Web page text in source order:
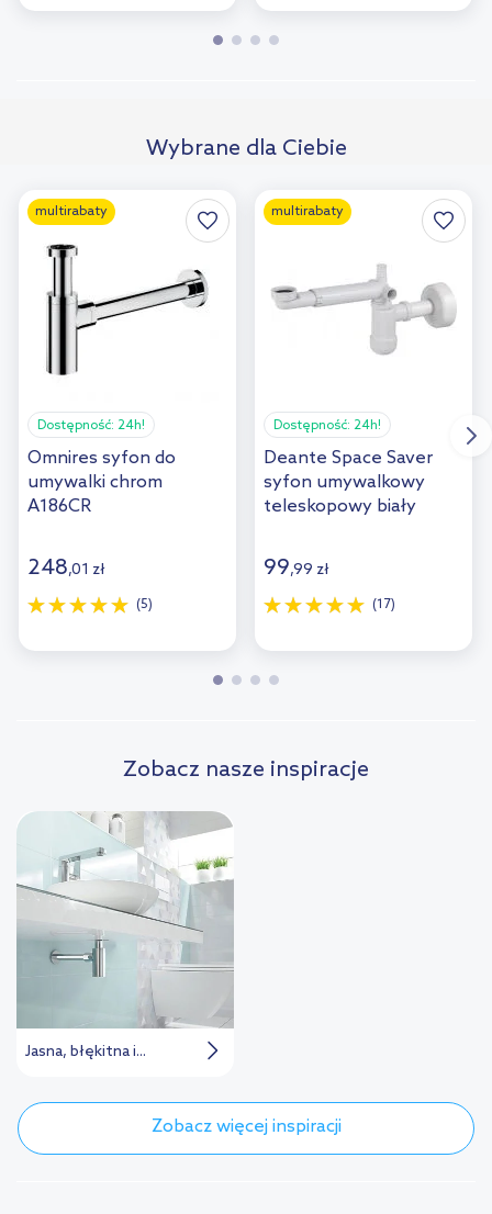
Wybrane dla Ciebie
multirabaty
Dostępność: 24h!
Omnires syfon do
umywalki chrom
A186CR
248,01 zł
(5)
multirabaty
Dostępność: 24h!
Deante Space Saver
syfon umywalkowy
teleskopowy biały
99,99 zł
(17)
Zobacz nasze inspiracje
Jasna, błękitna i...
Zobacz więcej inspiracji